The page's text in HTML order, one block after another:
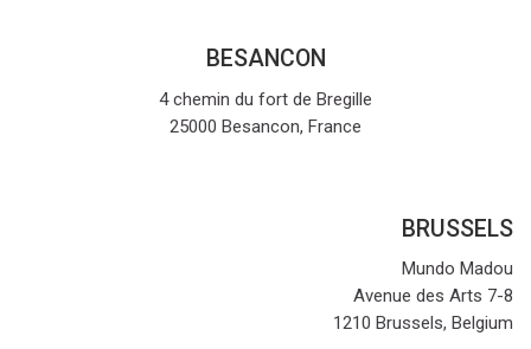
BESANCON
4 chemin du fort de Bregille
25000 Besancon, France
BRUSSELS
Mundo Madou
Avenue des Arts 7-8
1210 Brussels, Belgium